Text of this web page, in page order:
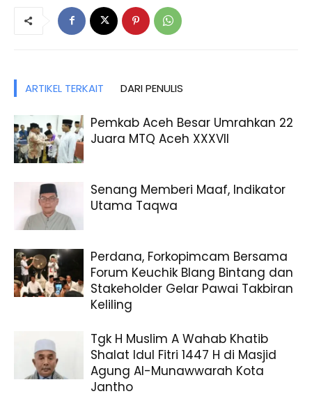
ARTIKEL TERKAIT DARI PENULIS
Pemkab Aceh Besar Umrahkan 22
Juara MTQ Aceh XXXVII
Senang Memberi Maaf, Indikator
Utama Taqwa
Perdana, Forkopimcam Bersama
Forum Keuchik Blang Bintang dan
Stakeholder Gelar Pawai Takbiran
Keliling
Tgk H Muslim A Wahab Khatib
Shalat Idul Fitri 1447 H di Masjid
Agung Al-Munawwarah Kota
Jantho